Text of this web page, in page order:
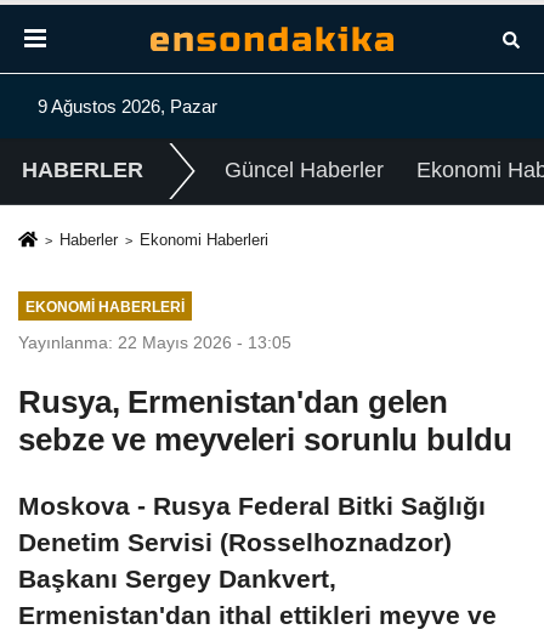
9 Ağustos 2026, Pazar
HABERLER Güncel Haberler Ekonomi
Haberler Ekonomi Haberleri
EKONOMI HABERLERI
Yayınlanma: 22 Mayıs 2026 - 13:05
Rusya, Ermenistan'dan gelen
sebze ve meyveleri sorunlu buldu
Moskova - Rusya Federal Bitki Sağlığı
Denetim Servisi (Rosselhoznadzor)
Başkanı Sergey Dankvert,
Ermenistan'dan ithal ettikleri meyve ve